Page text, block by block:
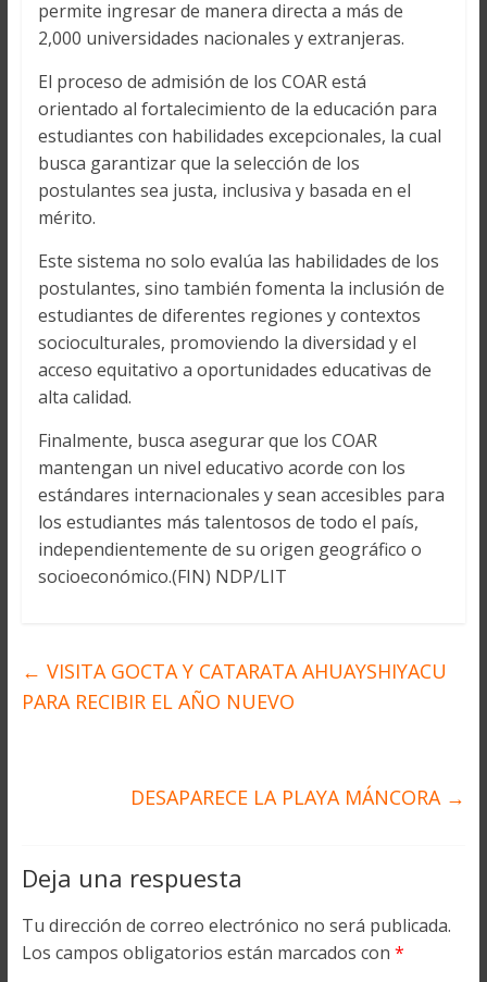
permite ingresar de manera directa a más de
2,000 universidades nacionales y extranjeras.
El proceso de admisión de los COAR está
orientado al fortalecimiento de la educación para
estudiantes con habilidades excepcionales, la cual
busca garantizar que la selección de los
postulantes sea justa, inclusiva y basada en el
mérito.
Este sistema no solo evalúa las habilidades de los
postulantes, sino también fomenta la inclusión de
estudiantes de diferentes regiones y contextos
socioculturales, promoviendo la diversidad y el
acceso equitativo a oportunidades educativas de
alta calidad.
Finalmente, busca asegurar que los COAR
mantengan un nivel educativo acorde con los
estándares internacionales y sean accesibles para
los estudiantes más talentosos de todo el país,
independientemente de su origen geográfico o
socioeconómico.(FIN) NDP/LIT
← VISITA GOCTA Y CATARATA AHUAYSHIYACU
PARA RECIBIR EL AÑO NUEVO
DESAPARECE LA PLAYA MÁNCORA →
Deja una respuesta
Tu dirección de correo electrónico no será publicada.
Los campos obligatorios están marcados con *